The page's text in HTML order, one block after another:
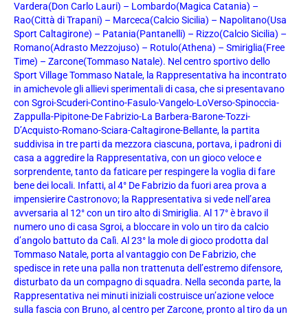
Vardera(Don Carlo Lauri) – Lombardo(Magica Catania) –
Rao(Città di Trapani) – Marceca(Calcio Sicilia) – Napolitano(Usa
Sport Caltagirone) – Patania(Pantanelli) – Rizzo(Calcio Sicilia) –
Romano(Adrasto Mezzojuso) – Rotulo(Athena) – Smiriglia(Free
Time) – Zarcone(Tommaso Natale). Nel centro sportivo dello
Sport Village Tommaso Natale, la Rappresentativa ha incontrato
in amichevole gli allievi sperimentali di casa, che si presentavano
con Sgroi-Scuderi-Contino-Fasulo-Vangelo-LoVerso-Spinoccia-
Zappulla-Pipitone-De Fabrizio-La Barbera-Barone-Tozzi-
D’Acquisto-Romano-Sciara-Caltagirone-Bellante, la partita
suddivisa in tre parti da mezzora ciascuna, portava, i padroni di
casa a aggredire la Rappresentativa, con un gioco veloce e
sorprendente, tanto da faticare per respingere la voglia di fare
bene dei locali. Infatti, al 4° De Fabrizio da fuori area prova a
impensierire Castronovo; la Rappresentativa si vede nell’area
avversaria al 12° con un tiro alto di Smiriglia. Al 17° è bravo il
numero uno di casa Sgroi, a bloccare in volo un tiro da calcio
d’angolo battuto da Calì. Al 23° la mole di gioco prodotta dal
Tommaso Natale, porta al vantaggio con De Fabrizio, che
spedisce in rete una palla non trattenuta dell’estremo difensore,
disturbato da un compagno di squadra. Nella seconda parte, la
Rappresentativa nei minuti iniziali costruisce un’azione veloce
sulla fascia con Bruno, al centro per Zarcone, pronto al tiro da un